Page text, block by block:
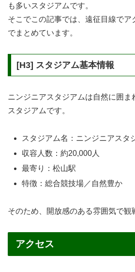
も多いスタジアムです。
そこでこの記事では、遠征目線でア
でまとめています。
[H3] スタジアム基本情報
ニンジニアスタジアムは自然に囲ま
スタジアムです。
スタジアム名：ニンジニアスタ
収容人数：約20,000人
最寄り：松山駅
特徴：総合競技場／自然豊か
そのため、開放感のある雰囲気で観
アクセス